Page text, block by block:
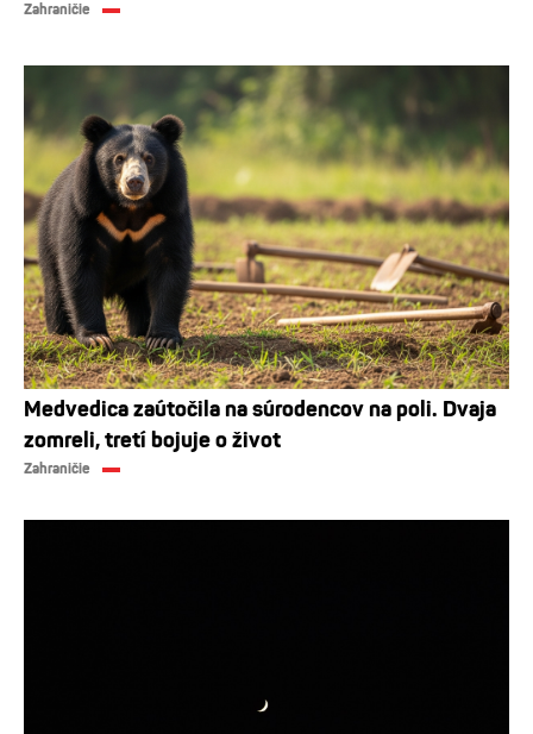
Zahraničie
Medvedica zaútočila na súrodencov na poli. Dvaja
zomreli, tretí bojuje o život
Zahraničie